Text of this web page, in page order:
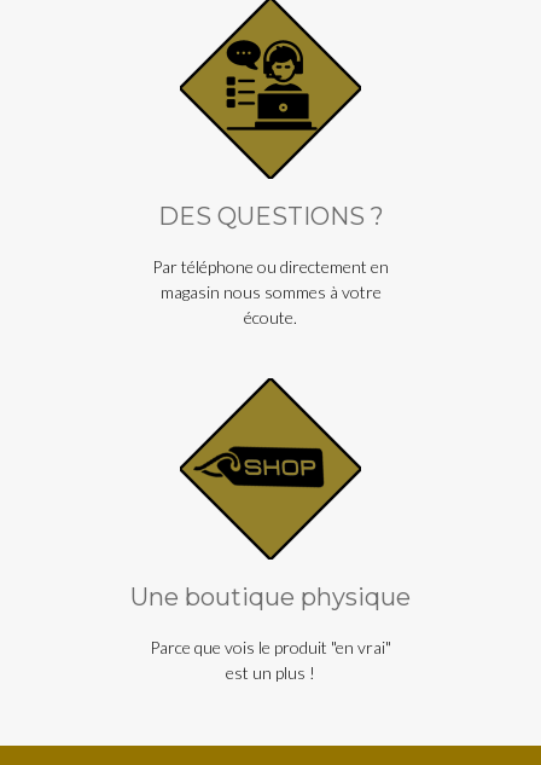
DES QUESTIONS ?
Par téléphone ou directement en
magasin nous sommes à votre
écoute.
Une boutique physique
Parce que vois le produit "en vrai"
est un plus !